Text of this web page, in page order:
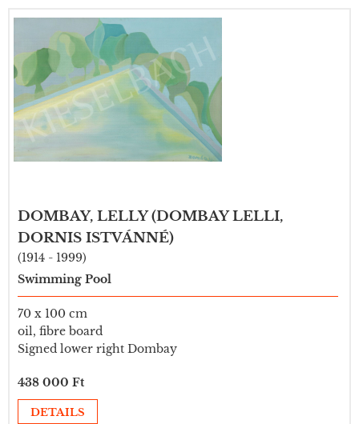
DOMBAY, LELLY (DOMBAY LELLI,
DORNIS ISTVÁNNÉ)
(1914 - 1999)
Swimming Pool
70 x 100 cm
oil, fibre board
Signed lower right Dombay
438 000 Ft
DETAILS